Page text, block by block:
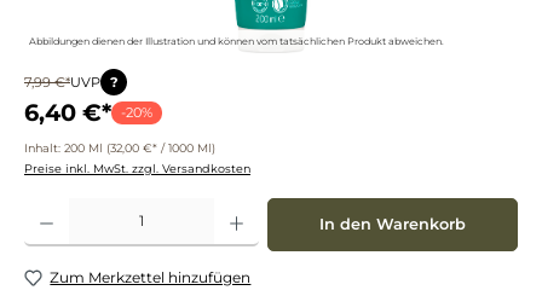
Abbildungen dienen der Illustration und können vom tatsächlichen Produkt abweichen.
7,99 €*UVP ?
6,40 €* -20%
Inhalt: 200 Ml (32,00 €* / 1000 Ml)
Preise inkl. MwSt. zzgl. Versandkosten
Produkt Anzahl: Gib den gewünschten Wert ein oder benutze die Schaltflächen um
In den Warenkorb
Zum Merkzettel hinzufügen